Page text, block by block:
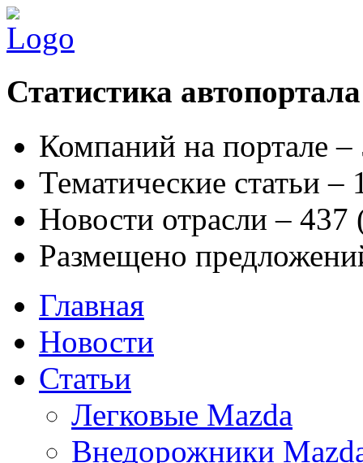
Статистика автопортала
Компаний на портале
Тематические статьи –
Новости отрасли – 437
Размещено
Главная
Новости
Статьи
Легковые Mazda
Внедорожники